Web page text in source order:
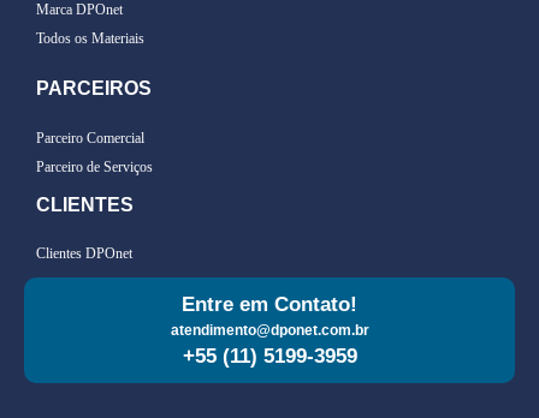
Marca DPOnet
Todos os Materiais
PARCEIROS
Parceiro Comercial
Parceiro de Serviços
CLIENTES
Clientes DPOnet
Entre em Contato!
atendimento@dponet.com.br
+55 (11) 5199-3959